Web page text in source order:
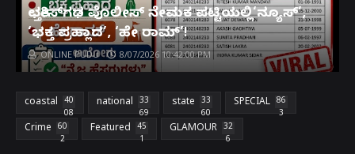
ಛತ್ತೀಸ್‌ಗಢ ಪೊಲೀಸ್ ನೇಮಕ ಪಟ್ಟಿಯಲ್ಲಿ‘ನ್ಯೂಸ್’,
‘ಭಕ್ತ ಪ್ರಹ್ಲಾದ’, ‘ಹೇ ರಾಮ್’!
ONLINE PUDU 8/07/2026 10:42:00 PM
coastal
40
08
national
33
69
state
33
60
SPECIAL
86
3
Crime
60
2
Featured
45
1
GLAMOUR
32
6